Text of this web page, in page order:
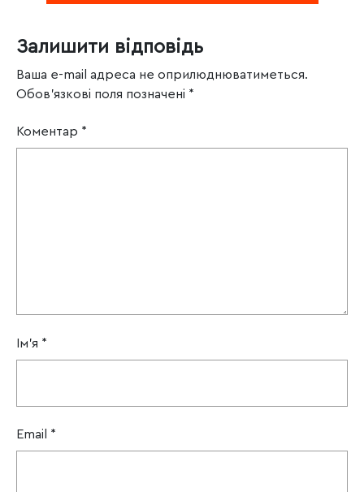
Залишити відповідь
Ваша e-mail адреса не оприлюднюватиметься.
Обов’язкові поля позначені *
Коментар *
Ім'я *
Email *